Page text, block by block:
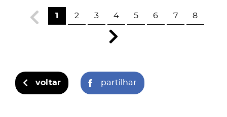
1 2 3 4 5 6 7 8
voltar partilhar